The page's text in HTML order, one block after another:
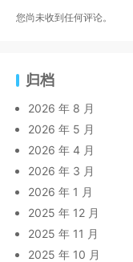
您尚未收到任何评论。
归档
2026 年 8 月
2026 年 5 月
2026 年 4 月
2026 年 3 月
2026 年 1 月
2025 年 12 月
2025 年 11 月
2025 年 10 月